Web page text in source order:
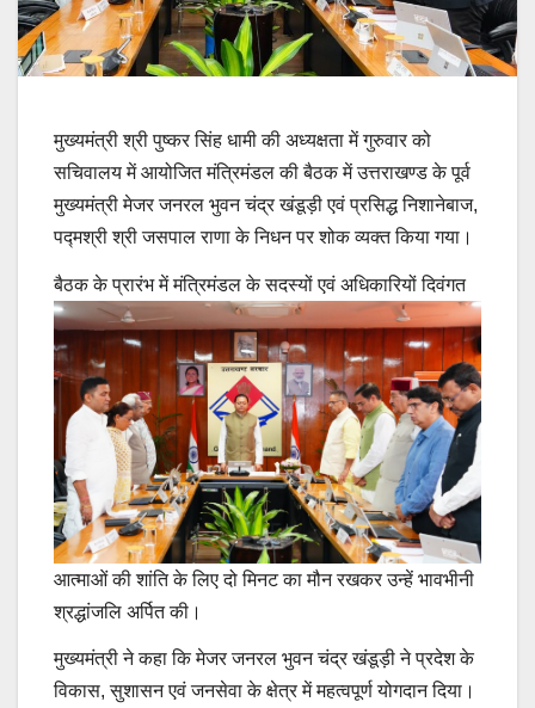
मुख्यमंत्री श्री पुष्कर सिंह धामी की अध्यक्षता में गुरुवार को
सचिवालय में आयोजित मंत्रिमंडल की बैठक में उत्तराखण्ड के पूर्व
मुख्यमंत्री मेजर जनरल भुवन चंद्र खंडूड़ी एवं प्रसिद्ध निशानेबाज,
पद्मश्री श्री जसपाल राणा के निधन पर शोक व्यक्त किया गया।
बैठक के प्रारंभ में मंत्रिमंडल के सदस्यों एवं अधिकारियोंदिवंगत
आत्माओं की शांति के लिए दो मिनट का मौन रखकर उन्हें भावभीनी
श्रद्धांजलि अर्पित की।
मुख्यमंत्री ने कहा कि मेजर जनरल भुवन चंद्र खंडूड़ी ने प्रदेश के
विकास, सुशासन एवं जनसेवा के क्षेत्र में महत्वपूर्ण योगदान दिया।